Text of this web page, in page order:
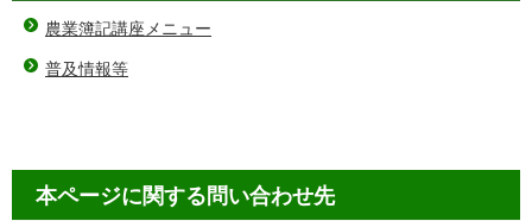
農業簿記講座メニュー
普及情報等
本ページに関する問い合わせ先